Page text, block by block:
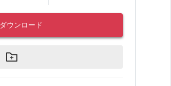
ダウンロード